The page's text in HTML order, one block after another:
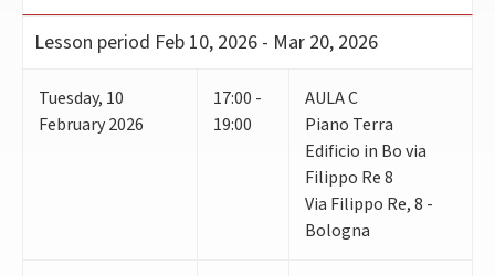
Lesson period Feb 10, 2026 - Mar 20, 2026
Tuesday, 10
February 2026
17:00 -
19:00
AULA C
Piano Terra
Edificio in Bo via
Filippo Re 8
Via Filippo Re, 8 -
Bologna